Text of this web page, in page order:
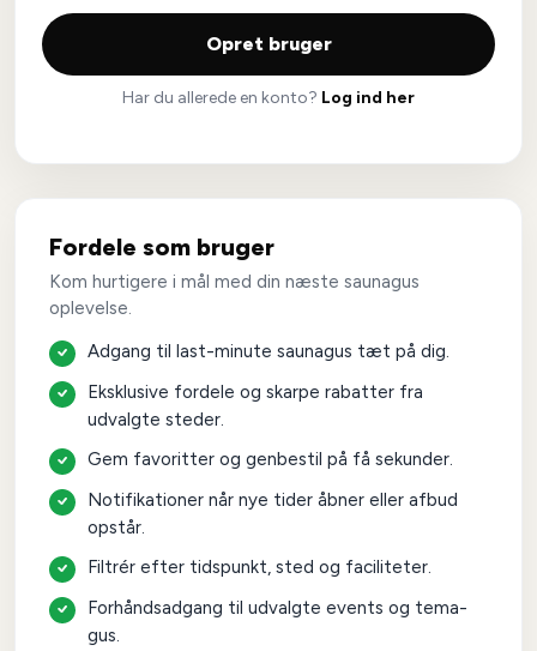
Fordele som bruger
Kom hurtigere i mål med din næste saunagus
oplevelse.
Adgang til last-minute saunagus tæt på dig.
Eksklusive fordele og skarpe rabatter fra
udvalgte steder.
Gem favoritter og genbestil på få sekunder.
Notifikationer når nye tider åbner eller afbud
opstår.
Filtrér efter tidspunkt, sted og faciliteter.
Forhåndsadgang til udvalgte events og tema-
gus.
Opret bruger
Har du allerede en konto? Log ind her
nyhedsbrev
Invitationer til særlige saunagus events,
eksklusive tilbud og rabatter samt inspiration til
DIt navn
Email